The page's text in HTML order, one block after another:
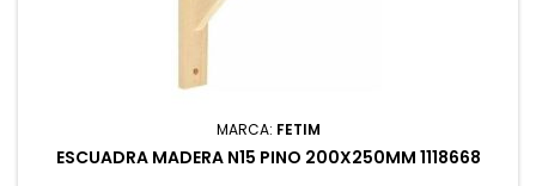
MARCA: FETIM
ESCUADRA MADERA N15 PINO 200X250MM 1118668